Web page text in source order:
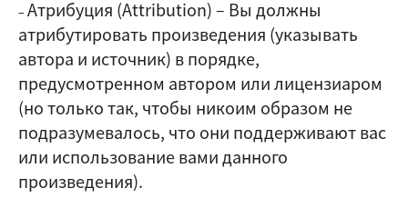
– Атрибуция (Attribution)– Вы должны
атрибутировать произведения (указывать
автора и источник) в порядке,
предусмотренном автором или лицензиаром
(но только так, чтобы никоим образом не
подразумевалось, что они поддерживают вас
или использование вами данного
произведения).